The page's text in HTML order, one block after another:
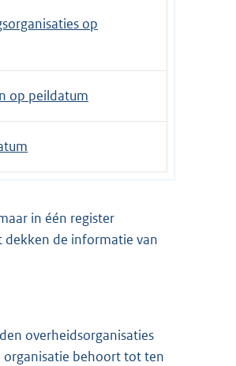
op
op peildatum
in één register
dekken de informatie van
overheidsorganisaties
organisatie behoort tot ten